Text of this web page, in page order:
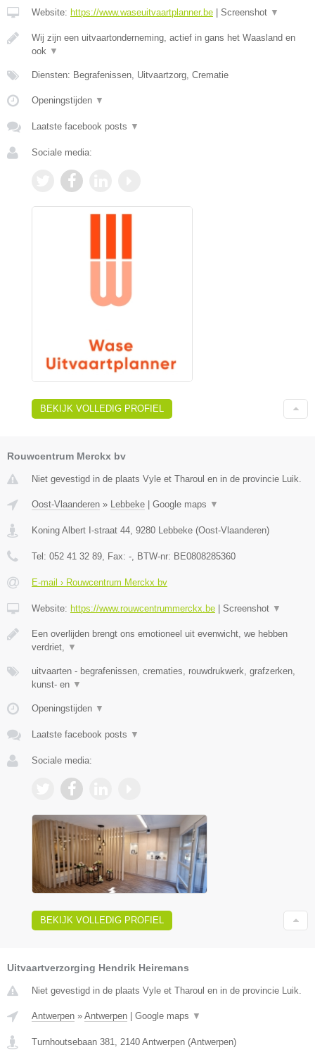
Website: https://www.waseuitvaartplanner.be Screenshot ▼
Wij zijn een uitvaartonderneming, actief in gans het Waasland en
ook ▼
Diensten: Begrafenissen, Uitvaartzorg, Crematie
Openingstijden ▼
Laatste facebook posts ▼
Sociale media:
BEKIJK VOLLEDIG PROFIEL
Rouwcentrum Merckx bv
Niet gevestigd in de plaats Vyle et Tharoul en in de provincie Luik.
Oost-Vlaanderen » Lebbeke | Google maps ▼
Koning Albert I-straat 44 9280 Lebbeke (Oost-Vlaanderen)
Tel: 052 41 32 89 , Fax: - , BTW-nr: BE0808285360
E-mail › Rouwcentrum Merckx bv
Website: https://www.rouwcentrummerckx.be | Screenshot ▼
Een overlijden brengt ons emotioneel uit evenwicht, we hebben
verdriet,
▼
uitvaarten - begrafenissen, crematies, rouwdrukwerk, grafzerken,
kunst- en ▼
Openingstijden ▼
Laatste facebook posts ▼
Sociale media:
BEKIJK VOLLEDIG PROFIEL
Uitvaartverzorging Hendrik Heiremans
Niet gevestigd in de plaats Vyle et Tharoul en in de provincie Luik.
Antwerpen » Antwerpen | Google maps ▼
Turnhoutsebaan 381 2140 Antwerpen (Antwerpen)